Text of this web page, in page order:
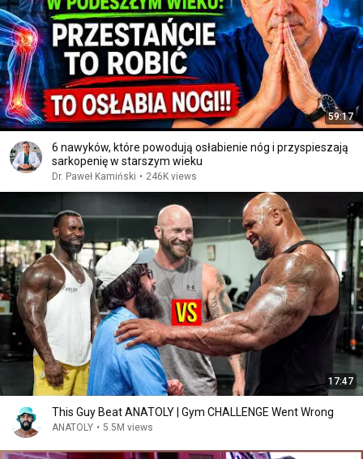
59:17
6 nawyków, które powodują osłabienie nóg i przyspieszają
sarkopenię w starszym wieku
Dr. Paweł Kamiński • 246K views
17:47
This Guy Beat ANATOLY | Gym CHALLENGE Went Wrong
ANATOLY • 5.5M views